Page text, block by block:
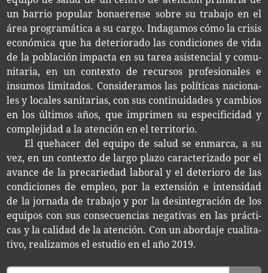
un barrio popu­lar bonae­ren­se sobre su tra­ba­jo en el
área pro­gra­má­ti­ca a su cargo. Inda­ga­mos cómo la cri­sis
eco­nó­mi­ca que ha dete­rio­ra­do las con­di­cio­nes de vida
de la pobla­ción impac­ta en su tarea asis­ten­cial y comu­
ni­ta­ria, en un con­tex­to de recur­sos pro­fe­sio­na­les e
insu­mos limi­ta­dos. Con­si­de­ra­mos las polí­ti­cas nacio­na­
les y loca­les sani­ta­rias, con sus con­ti­nui­da­des y cam­bios
en los últi­mos años, que impri­men su espe­ci­fi­ci­dad y
com­ple­ji­dad a la aten­ción en el territorio.
El queha­cer del equi­po de salud se enmar­ca, a su
vez, en un con­tex­to de largo plazo carac­te­ri­za­do por el
avan­ce de la pre­ca­rie­dad labo­ral y el dete­rio­ro de las
con­di­cio­nes de empleo, por la exten­sión e inten­si­dad
de la jor­na­da de tra­ba­jo y por la desin­te­gra­ción de los
equi­pos con sus con­se­cuen­cias nega­ti­vas en las prác­ti­
cas y la cali­dad de la aten­ción. Con un abor­da­je cua­li­ta­
ti­vo, rea­li­za­mos el estu­dio en el año 2019.